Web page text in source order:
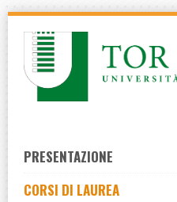
navigation
Skip
PRESENTAZIONE
CORSI DI LAUREA